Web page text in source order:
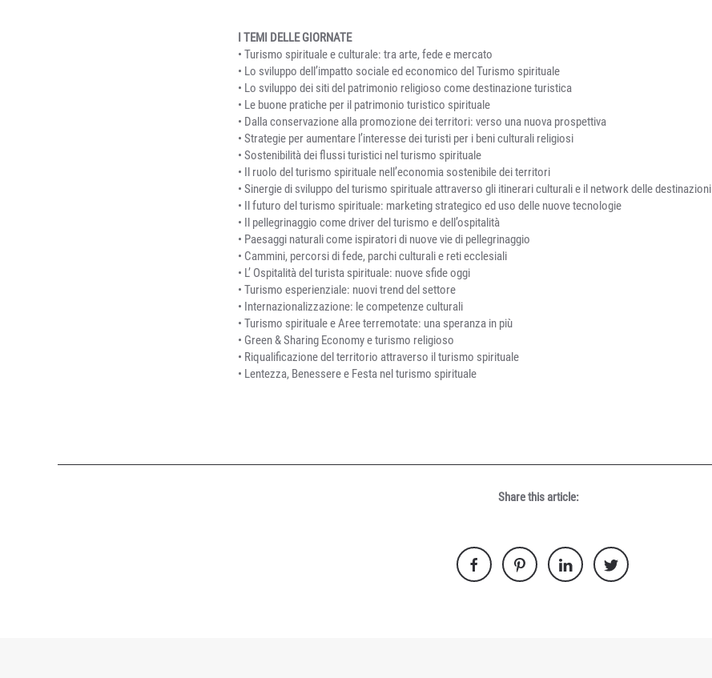
I TEMI DELLE GIORNATE
• Turismo spirituale e culturale: tra arte, fede e mercato
• Lo sviluppo dell’impatto sociale ed economico del Turismo spirituale
• Lo sviluppo dei siti del patrimonio religioso come destinazione turistica
• Le buone pratiche per il patrimonio turistico spirituale
• Dalla conservazione alla promozione dei territori: verso una nuova prospettiva
• Strategie per aumentare l’interesse dei turisti per i beni culturali religiosi
• Sostenibilità dei flussi turistici nel turismo spirituale
• Il ruolo del turismo spirituale nell’economia sostenibile dei territori
• Sinergie di sviluppo del turismo spirituale attraverso gli itinerari culturali e il network delle destinazioni
• Il futuro del turismo spirituale: marketing strategico ed uso delle nuove tecnologie
• Il pellegrinaggio come driver del turismo e dell’ospitalità
• Paesaggi naturali come ispiratori di nuove vie di pellegrinaggio
• Cammini, percorsi di fede, parchi culturali e reti ecclesiali
• L’ Ospitalità del turista spirituale: nuove sfide oggi
• Turismo esperienziale: nuovi trend del settore
• Internazionalizzazione: le competenze culturali
• Turismo spirituale e Aree terremotate: una speranza in più
• Green & Sharing Economy e turismo religioso
• Riqualificazione del territorio attraverso il turismo spirituale
• Lentezza, Benessere e Festa nel turismo spirituale
Share this article: